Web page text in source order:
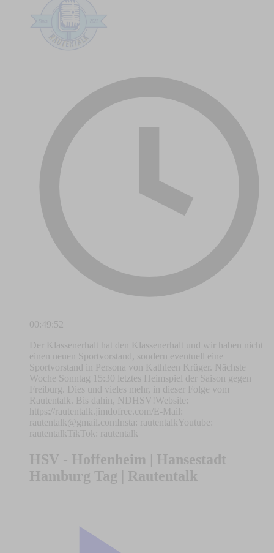
00:49:52
Der Klassenerhalt hat den Klassenerhalt und wir haben nicht
einen neuen Sportvorstand, sondern eventuell eine
Sportvorstand in Persona von Kathleen Krüger. Nächste
Woche Sonntag 15:30 letztes Heimspiel der Saison gegen
Freiburg. Dies und vieles mehr, in dieser Folge vom
Rautentalk. Bis dahin, NDHSV!Website:
https://rautentalk.jimdofree.com/E-Mail:
rautentalk@gmail.comInsta : rautentalkYoutube:
rautentalkTikTok: rautentalk
HSV - Hoffenheim | Hansestadt
Hamburg Tag | Rautentalk